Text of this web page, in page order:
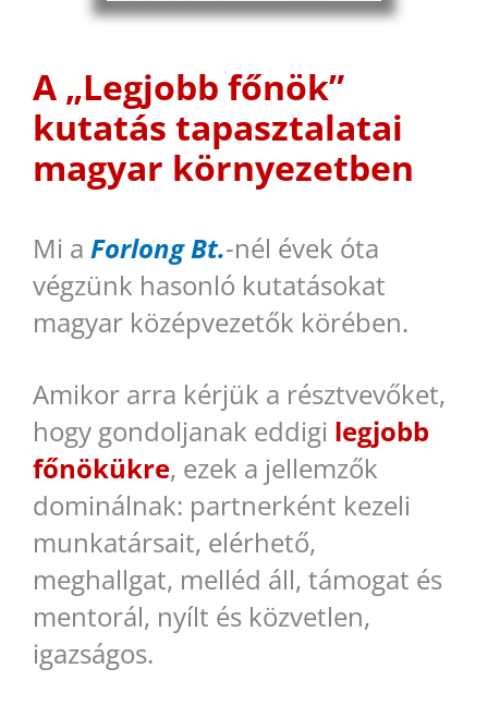
A „Legjobb főnök”
kutatás tapasztalatai
magyar környezetben
Mi a Forlong Bt.-nél évek óta
végzünk hasonló kutatásokat
magyar középvezetők körében.
Amikor arra kérjük a résztvevőket,
hogy gondoljanak eddigi legjobb
főnökükre, ezek a jellemzők
dominálnak: partnerként kezeli
munkatársait, elérhető,
meghallgat, melléd áll, támogat és
mentorál, nyílt és közvetlen,
igazságos.